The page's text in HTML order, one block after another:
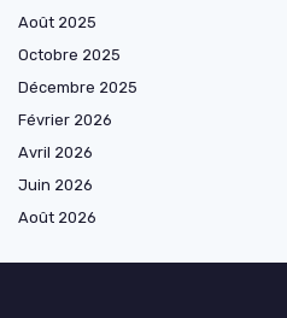
Août 2025
Octobre 2025
Décembre 2025
Février 2026
Avril 2026
Juin 2026
Août 2026